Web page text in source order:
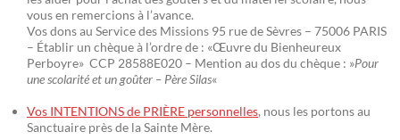
vous en remercions à l’avance.
Vos dons au Service des Missions 95 rue de Sèvres – 75006 PARIS
– Établir un chèque à l’ordre de : «Œuvre du Bienheureux
Perboyre» CCP 28588E020 – Mention au dos du chèque : »Pour
une scolarité et un goûter – Père Silas«
Vos INTENTIONS de PRIÈRE personnelles, nous les portons au
Sanctuaire près de la Sainte Mère.